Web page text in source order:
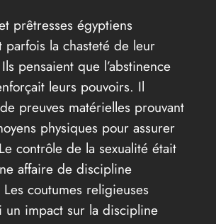
prêtresses égyptiens
parfois la chasteté de leur
pensaient que l’abstinence
leurs pouvoirs. Il
preuves matérielles prouvant
physiques pour assurer
contrôle de la sexualité était
affaire de discipline
coutumes religieuses
un impact sur la discipline